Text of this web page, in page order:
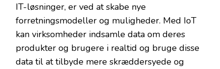
IT-løsninger, er ved at skabe nye
forretningsmodeller og muligheder. Med IoT
kan virksomheder indsamle data om deres
produkter og brugere i realtid og bruge disse
data til at tilbyde mere skræddersyede og